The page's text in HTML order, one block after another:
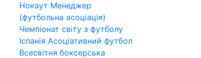
Нокаут Менеджер
(футбольна асоціація)
Чемпіонат світу з футболу
Іспанія Асоціативний футбол
Всесвітня боксерська